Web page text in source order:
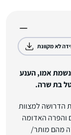
לא מקוונת
נשמת אמו, הענע
בת שרה.
הדרושה למצוות
והפרה האדומה
מהם מותר/